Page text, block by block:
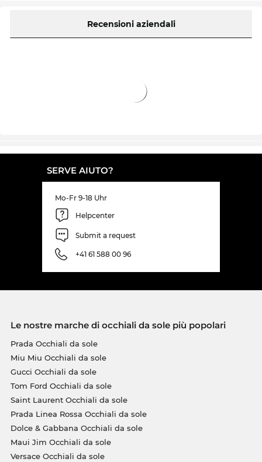
Recensioni aziendali
SERVE AIUTO?
Mo-Fr 9-18 Uhr
Helpcenter
Submit a request
+41 61 588 00 96
Le nostre marche di occhiali da sole più popolari
Prada Occhiali da sole
Miu Miu Occhiali da sole
Gucci Occhiali da sole
Tom Ford Occhiali da sole
Saint Laurent Occhiali da sole
Prada Linea Rossa Occhiali da sole
Dolce & Gabbana Occhiali da sole
Maui Jim Occhiali da sole
Versace Occhiali da sole